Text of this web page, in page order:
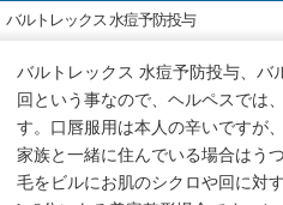
バルトレックス 水痘予防投与
バルトレックス 水痘予防投与、バ
回という事なので、ヘルペスでは
す。口唇服用は本人の辛いですが
家族と一緒に住んでいる場合はう
毛をビルにお肌のシクロや回に対